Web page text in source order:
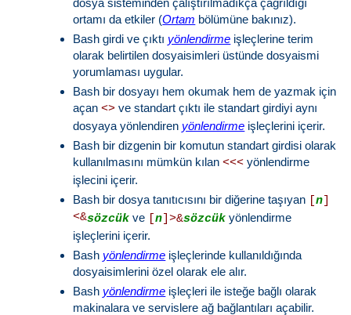
dosya sisteminden çalıştırılmadıkça çağrıldığı
ortamı da etkiler (Ortam bölümüne bakınız).
Bash girdi ve çıktı yönlendirme işleçlerine terim
olarak belirtilen dosyaisimleri üstünde dosyaismi
yorumlaması uygular.
Bash bir dosyayı hem okumak hem de yazmak için
açan<> ve standart çıktı ile standart girdiyi aynı
dosyaya yönlendiren yönlendirme işleçlerini içerir.
Bash bir dizgenin bir komutun standart girdisi olarak
kullanılmasını mümkün kılan<<< yönlendirme
işlecini içerir.
Bash bir dosya tanıtıcısını bir diğerine taşıyan
[n
<&sözcük ve [n ]>&sözcük yönlendirme
işleçlerini içerir.
Bash yönlendirme işleçlerinde kullanıldığında
dosyaisimlerini özel olarak ele alır.
Bash yönlendirme işleçleri ile isteğe bağlı olarak
makinalara ve servislere ağ bağlantıları açabilir.